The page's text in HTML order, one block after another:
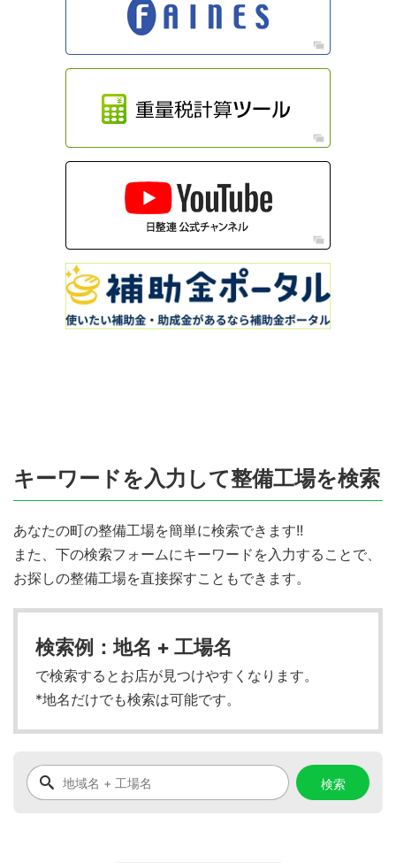
キーワードを入力して整備工場を検索
あなたの町の整備工場を簡単に検索できます!!
また、下の検索フォームにキーワードを入力することで、
お探しの整備工場を直接探すこともできます。
検索例：地名 + 工場名
で検索するとお店が見つけやすくなります。
*地名だけでも検索は可能です。